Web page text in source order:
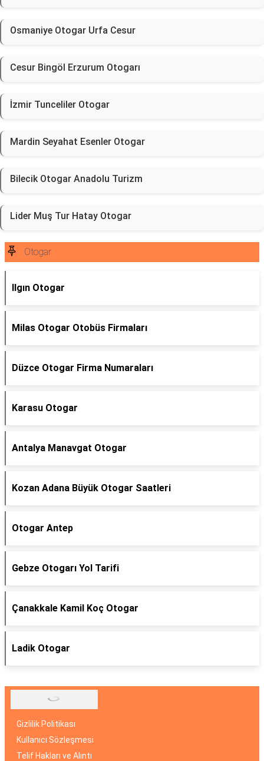
Osmaniye Otogar Urfa Cesur
Cesur Bingöl Erzurum Otogarı
İzmir Tunceliler Otogar
Mardin Seyahat Esenler Otogar
Bilecik Otogar Anadolu Turizm
Lider Muş Tur Hatay Otogar
Otogar
Ilgın Otogar
Milas Otogar Otobüs Firmaları
Düzce Otogar Firma Numaraları
Karasu Otogar
Antalya Manavgat Otogar
Kozan Adana Büyük Otogar Saatleri
Otogar Antep
Gebze Otogarı Yol Tarifi
Çanakkale Kamil Koç Otogar
Ladik Otogar
Gizlilik Politikası
Kullanıcı Sözleşmesi
Telif Hakları ve Alıntı